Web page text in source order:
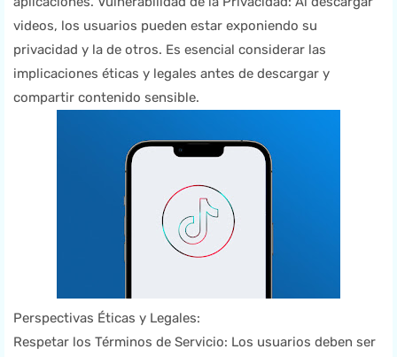
videos, los usuarios pueden estar exponiendo su
privacidad y la de otros. Es esencial considerar las
implicaciones éticas y legales antes de descargar y
compartir contenido sensible.
Perspectivas Éticas y Legales:
Respetar los Términos de Servicio: Los usuarios deben ser